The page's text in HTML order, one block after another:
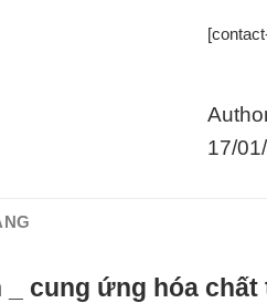
17/
cung ứng hóa chất